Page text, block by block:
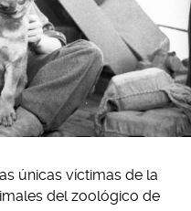
únicas víctimas de la
del zoológico de